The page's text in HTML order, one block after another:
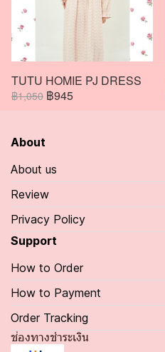
TUTU HOMIE PJ DRESS
฿1,050 ฿945
About
About us
Review
Privacy Policy
Support
How to Order
How to Payment
Order Tracking
ช่องทางชำระเงิน